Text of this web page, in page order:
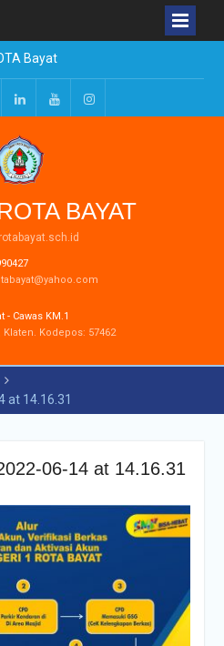
Bayat
2027
2026
LinkedInYoutubeInstagram
BAYAT
- Cawas KM.1
Klaten. Kodepos: 57462
at 14.16.31
06-14 at 14.16.31